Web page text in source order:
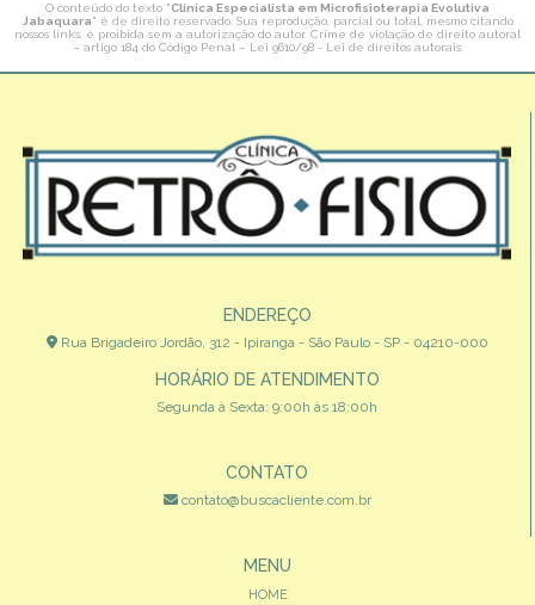
O conteúdo do texto "Clínica Especialista em Microfisioterapia Evolutiva
Jabaquara" é de direito reservado. Sua reprodução, parcial ou total, mesmo citando
nossos links, é proibida sem a autorização do autor. Crime de violação de direito autoral
– artigo 184 do Código Penal – Lei 9610/98 - Lei de direitos autorais.
ENDEREÇO
Rua Brigadeiro Jordão, 312 - Ipiranga - São Paulo - SP - 04210-000
HORÁRIO DE ATENDIMENTO
Segunda à Sexta: 9:00h às 18:00h
CONTATO
contato@buscacliente.com.br
MENU
HOME